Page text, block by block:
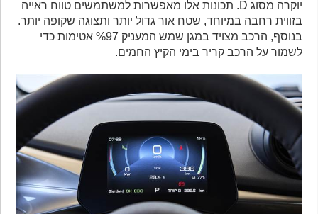
יוקרה מסוג D. תכונות אלו מאפשרות למשתמשים טווח ראייה
בזווית רחבה במיוחד, שטח אור גדול יותר ותצוגה שקופה יותר.
בנוסף, הרכב מצויד במגן שמש המעניק %97 אטימות כדי
לשמור על הרכב קריר בימי הקיץ החמים.